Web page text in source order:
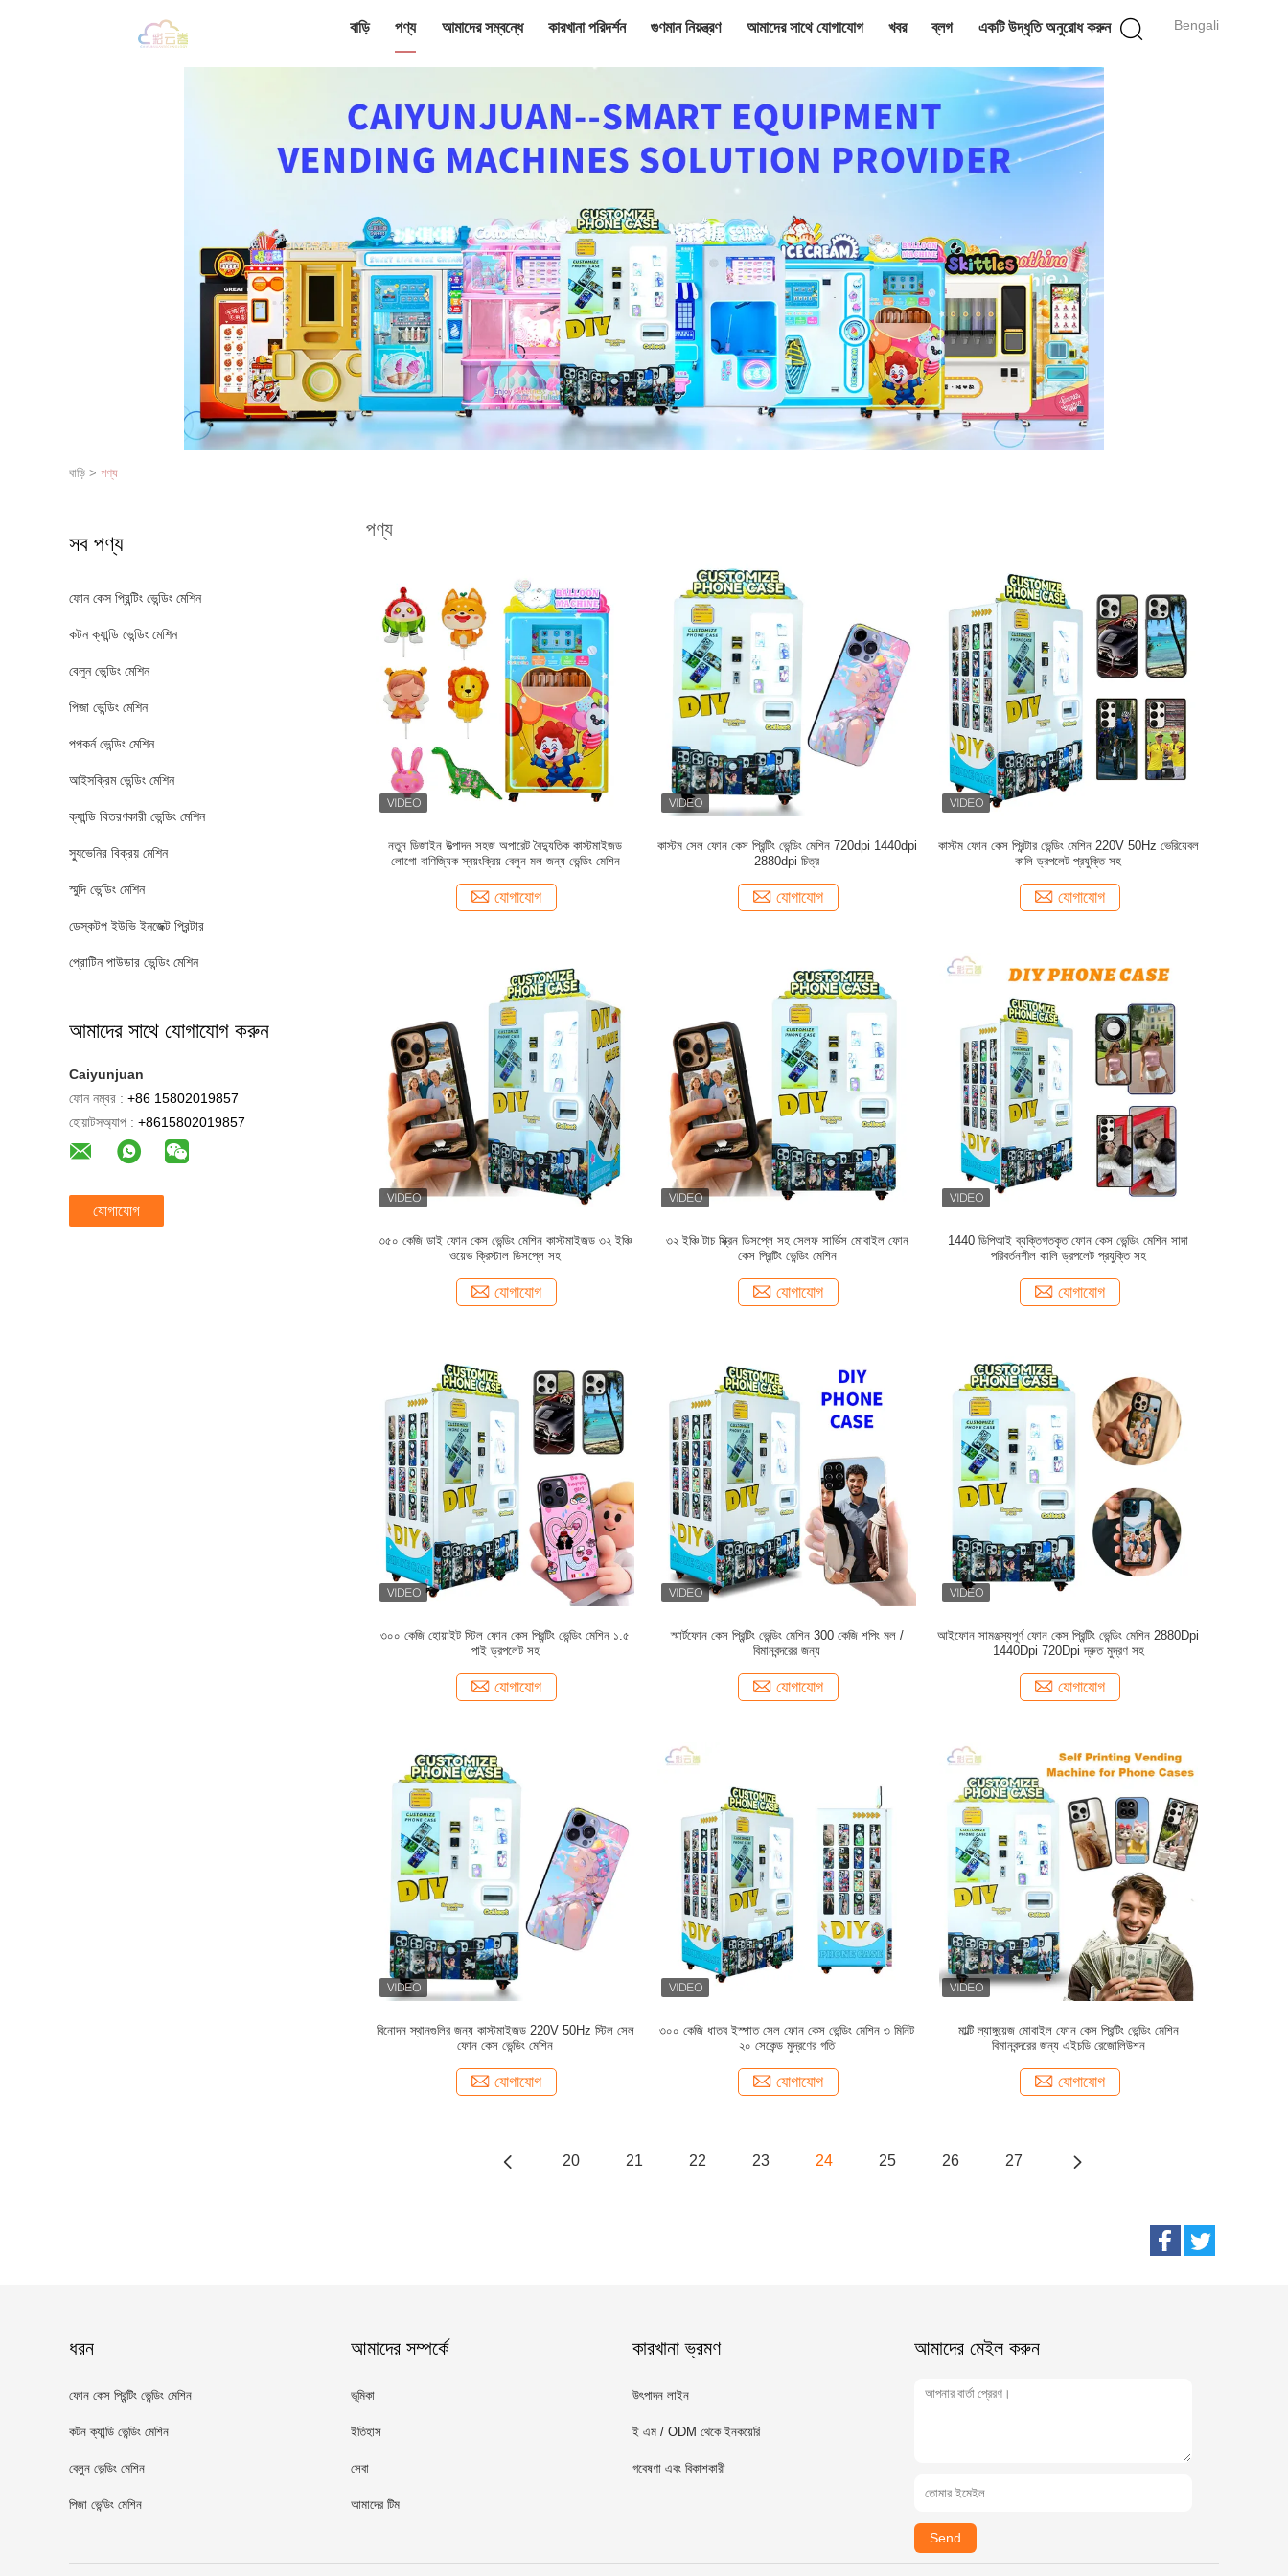
Bengali
বাড়ি পণ্য আমাদের সম্বন্ধে কারখানা পরিদর্শন গুণমান নিয়ন্ত্রণ আমাদের সাথে যোগাযোগ খবর ব্লগ একটি উদ্ধৃতি অনুরোধ করুন
বাড়ি > পণ্য
সব পণ্য
ফোন কেস প্রিন্টিং ভেন্ডিং মেশিন
কটন ক্যান্ডি ভেন্ডিং মেশিন
বেলুন ভেন্ডিং মেশিন
পিজা ভেন্ডিং মেশিন
পপকর্ন ভেন্ডিং মেশিন
আইসক্রিম ভেন্ডিং মেশিন
ক্যান্ডি বিতরণকারী ভেন্ডিং মেশিন
স্যুভেনির বিক্রয় মেশিন
স্মুদি ভেন্ডিং মেশিন
ডেস্কটপ ইউভি ইনজেক্ট প্রিন্টার
প্রোটিন পাউডার ভেন্ডিং মেশিন
আমাদের সাথে যোগাযোগ করুন
Caiyunjuan
ফোন নম্বর : +86 15802019857
হোয়াটসঅ্যাপ : +8615802019857
যোগাযোগ
পণ্য
নতুন ডিজাইন উত্পাদন সহজ অপারেট বৈদ্যুতিক কাস্টমাইজড
লোগো বাণিজ্যিক স্বয়ংক্রিয় বেলুন মল জন্য ভেন্ডিং মেশিন
যোগাযোগ
কাস্টম সেল ফোন কেস প্রিন্টিং ভেন্ডিং মেশিন 720dpi 1440dpi
2880dpi চিত্র
যোগাযোগ
কাস্টম ফোন কেস প্রিন্টার ভেন্ডিং মেশিন 220V 50Hz ভেরিয়েবল
কালি ড্রপলেট প্রযুক্তি সহ
যোগাযোগ
৩৫০ কেজি ডাই ফোন কেস ভেন্ডিং মেশিন কাস্টমাইজড ৩২ ইঞ্চি
ওয়েভ ক্রিস্টাল ডিসপ্লে সহ
যোগাযোগ
৩২ ইঞ্চি টাচ স্ক্রিন ডিসপ্লে সহ সেলফ সার্ভিস মোবাইল ফোন
কেস প্রিন্টিং ভেন্ডিং মেশিন
যোগাযোগ
1440 ডিপিআই ব্যক্তিগতকৃত ফোন কেস ভেন্ডিং মেশিন সাদা
পরিবর্তনশীল কালি ড্রপলেট প্রযুক্তি সহ
যোগাযোগ
৩০০ কেজি হোয়াইট স্টিল ফোন কেস প্রিন্টিং ভেন্ডিং মেশিন ১.৫
পাই ড্রপলেট সহ
যোগাযোগ
স্মার্টফোন কেস প্রিন্টিং ভেন্ডিং মেশিন 300 কেজি শপিং মল /
বিমানবন্দরের জন্য
যোগাযোগ
আইফোন সামঞ্জস্যপূর্ণ ফোন কেস প্রিন্টিং ভেন্ডিং মেশিন 2880Dpi
1440Dpi 720Dpi দ্রুত মুদ্রণ সহ
যোগাযোগ
বিনোদন স্থানগুলির জন্য কাস্টমাইজড 220V 50Hz স্টিল সেল
ফোন কেস ভেন্ডিং মেশিন
যোগাযোগ
৩০০ কেজি ধাতব ইস্পাত সেল ফোন কেস ভেন্ডিং মেশিন ৩ মিনিট
২০ সেকেন্ড মুদ্রণের গতি
যোগাযোগ
মাল্টি ল্যাঙ্গুয়েজ মোবাইল ফোন কেস প্রিন্টিং ভেন্ডিং মেশিন
বিমানবন্দরের জন্য এইচডি রেজোলিউশন
যোগাযোগ
20 21 22 23 24 25 26 27
ধরন
ফোন কেস প্রিন্টিং ভেন্ডিং মেশিন
কটন ক্যান্ডি ভেন্ডিং মেশিন
বেলুন ভেন্ডিং মেশিন
পিজা ভেন্ডিং মেশিন
আমাদের সম্পর্কে
ভূমিকা
ইতিহাস
সেবা
আমাদের টিম
কারখানা ভ্রমণ
উৎপাদন লাইন
ই এম / ODM থেকে ইনকয়েরি
গবেষণা এবং বিকাশকারী
আমাদের মেইল ​​করুন
Send